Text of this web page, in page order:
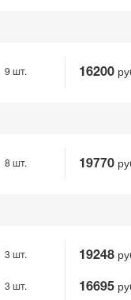
9 шт. 16200
8 шт. 19770
3 шт. 19248
3 шт. 16695